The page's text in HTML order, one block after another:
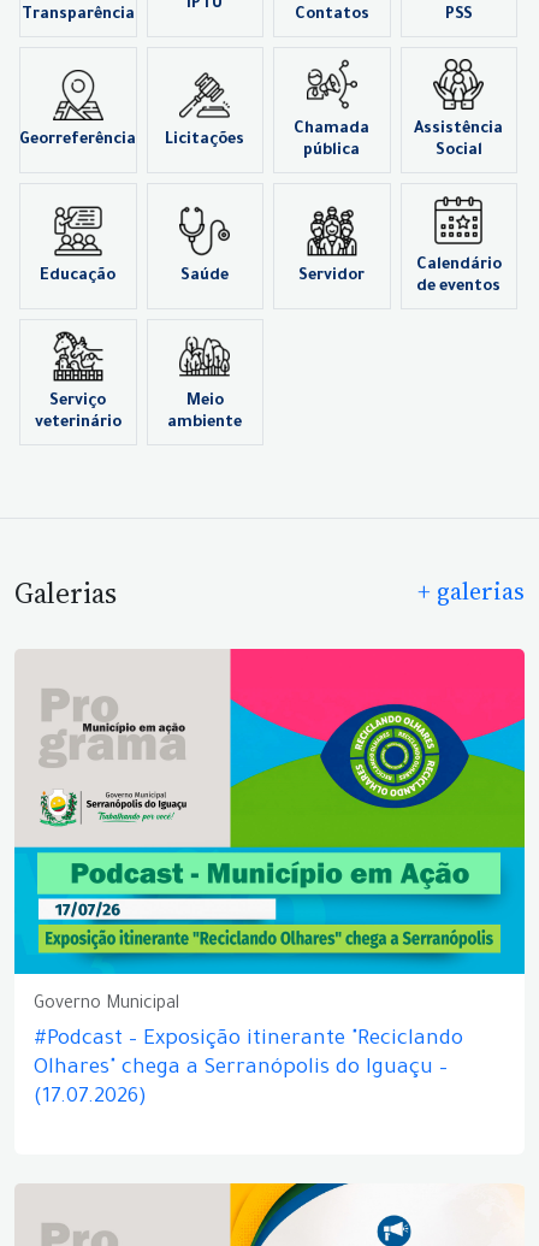
Transparência
IPTU
Contatos
PSS
Georreferência Licitações
Chamada
pública
Assistência
Social
Educação Saúde Servidor
Calendário
de eventos
Serviço
veterinário
Meio
ambiente
Galerias + galerias
Governo Municipal
#Podcast – Exposição itinerante "Reciclando
Olhares" chega a Serranópolis do Iguaçu –
(17.07.2026)